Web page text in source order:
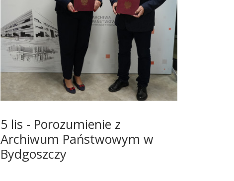
5 lis - Porozumienie z
Archiwum Państwowym w
Bydgoszczy